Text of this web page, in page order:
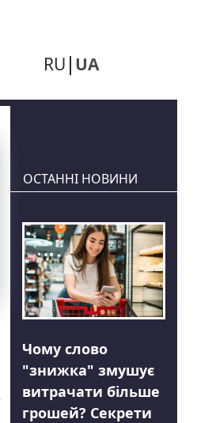
RU UA
ОСТАННІ НОВИНИ
Чому слово
"знижка" змушує
витрачати більше
грошей? Секрети